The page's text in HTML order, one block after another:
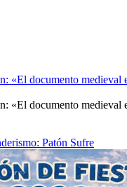
«El documento medieval
«El documento medieval
Patón Sufre